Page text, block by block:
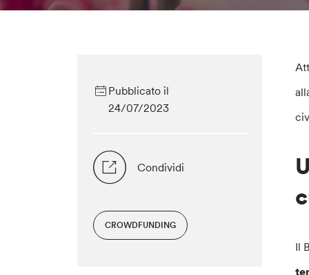
Pubblicato il
24/07/2023
Condividi
CROWDFUNDING
Il